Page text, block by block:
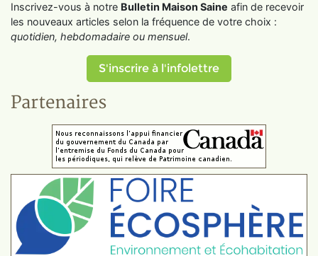
Inscrivez-vous à notre Bulletin Maison Saine afin de recevoir
les nouveaux articles selon la fréquence de votre choix :
quotidien, hebdomadaire ou mensuel.
S'inscrire à l'infolettre
Partenaires